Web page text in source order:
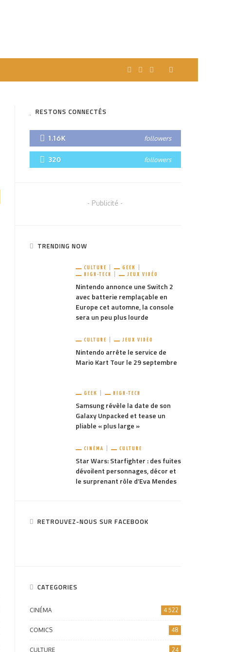
RESTONS CONNECTÉS
1.16K followers
320 followers
- Publicité -
TRENDING NOW
CULTURE
GEEK
HIGH-TECH
JEUX VIDÉO
Nintendo annonce une Switch 2
avec batterie remplaçable en
Europe cet automne, la console
sera un peu plus lourde
CULTURE JEUX VIDÉO
Nintendo arrête le service de
Mario Kart Tour le 29 septembre
GEEK HIGH-TECH
Samsung révèle la date de son
Galaxy Unpacked et tease un
pliable « plus large »
CINÉMA CULTURE
Star Wars: Starfighter : des fuites
dévoilent personnages, décor et
le surprenant rôle d’Eva Mendes
RETROUVEZ-NOUS SUR FACEBOOK
CATEGORIES
CINÉMA 4 522
COMICS 48
CULTURE 24